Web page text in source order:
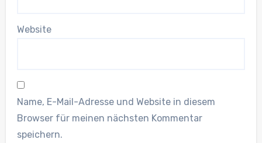
Website
Name, E-Mail-Adresse und Website in diesem
Browser für meinen nächsten Kommentar
speichern.